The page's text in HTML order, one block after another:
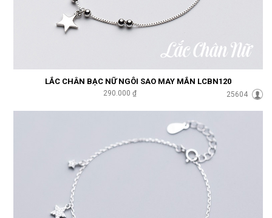
LẮC CHÂN BẠC NỮ NGÔI SAO MAY MẮN LCBN120
290.000 ₫ 25604